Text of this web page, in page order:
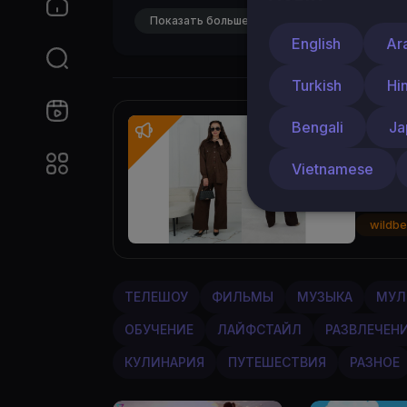
Показать больше
By
ТЕЛЕШОУ ФИЛЬМЫ МУЗЫКА
ОБУЧЕНИЕ ЛАЙФСТАЙЛ
КУЛИНАРИЯ ПУТЕШЕСТВИЯ РАЗНОЕ
English
Turkish
Bengali
Vietnamese